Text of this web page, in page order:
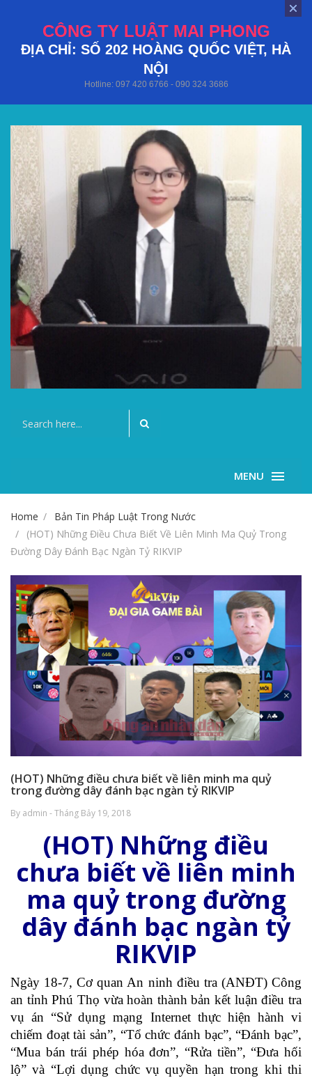
CÔNG TY LUẬT MAI PHONG
ĐỊA CHỈ: SỐ 202 HOÀNG QUỐC VIỆT, HÀ
NỘI
Hotline: 097 420 6766 - 090 324 3686
MENU
Home
Bản Tin Pháp Luật Trong Nước
(HOT) Những Điều Chưa Biết Về Liên Minh Ma Quỷ Trong
Đường Dây Đánh Bạc Ngàn Tỷ RIKVIP
(HOT) Những điều chưa biết về liên minh ma quỷ
trong đường dây đánh bạc ngàn tỷ RIKVIP
By admin - Tháng Bảy 19, 2018
(HOT) Những điều
chưa biết về liên minh
ma quỷ trong đường
dây đánh bạc ngàn tỷ
RIKVIP
Ngày 18-7, Cơ quan An ninh điều tra (ANĐT) Công
an tỉnh Phú Thọ vừa hoàn thành bản kết luận điều tra
vụ án “Sử dụng mạng Internet thực hiện hành vi
chiếm đoạt tài sản”, “Tổ chức đánh bạc”, “Đánh bạc”,
“Mua bán trái phép hóa đơn”, “Rửa tiền”, “Đưa hối
lộ” và “Lợi dụng chức vụ quyền hạn trong khi thi